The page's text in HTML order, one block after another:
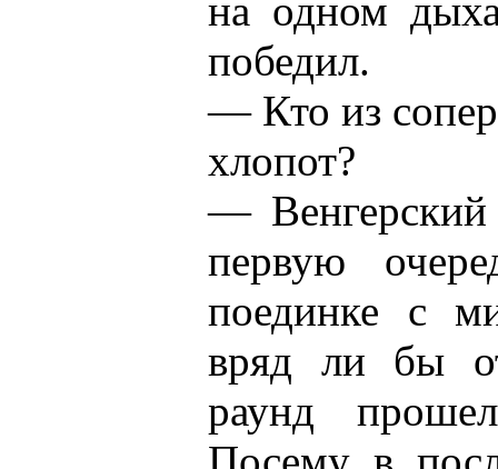
на одном
победил.
— Кто из
хлопот?
— Венгерский
первую
поединке с
вряд ли бы
раунд